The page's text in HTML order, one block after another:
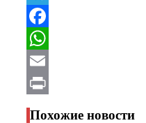
Telegram
Facebook
WhatsApp
Email
Print
Похожие новости